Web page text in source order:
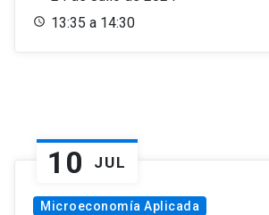
13:35 a 14:30
10 JUL
Microeconomía Aplicada